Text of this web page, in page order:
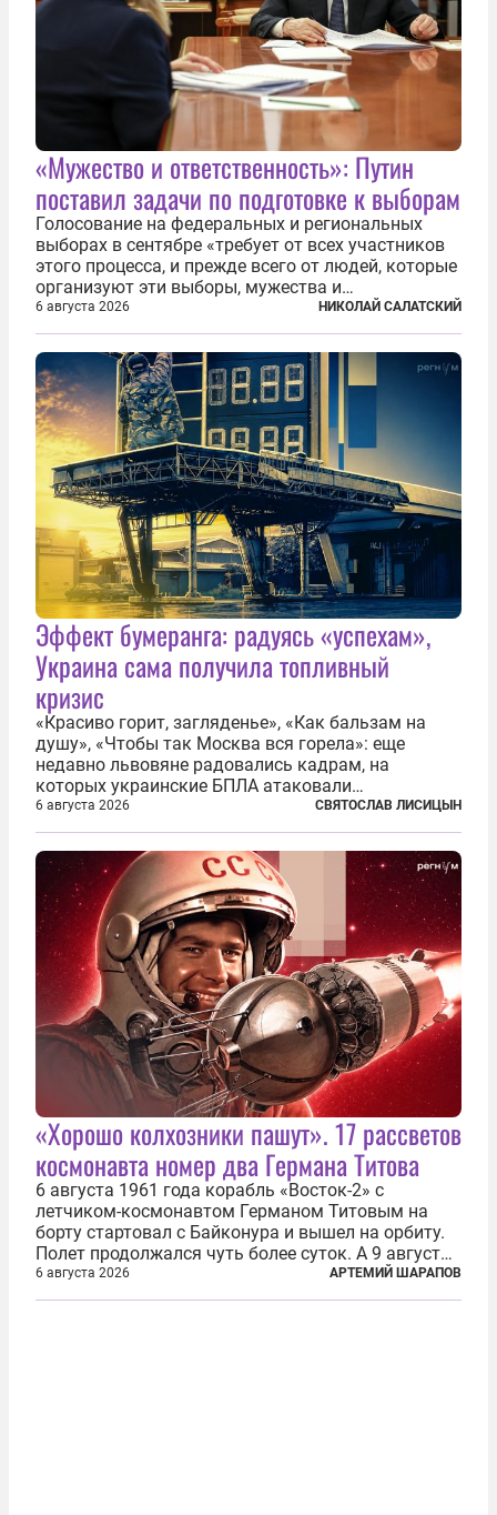
«Мужество и ответственность»: Путин
поставил задачи по подготовке к выборам
Голосование на федеральных и региональных
выборах в сентябре «требует от всех участников
этого процесса, и прежде всего от людей, которые
организуют эти выборы, мужества и
ответственного отношения к формированию
власти», — подчеркнул президент Владимир Путин
на состоявшейся 5 августа в Кремле...
6 августа 2026 НИКОЛАЙ САЛАТСКИЙ
Эффект бумеранга: радуясь «успехам»,
Украина сама получила топливный
кризис
«Красиво горит, загляденье», «Как бальзам на
душу», «Чтобы так Москва вся горела»: еще
недавно львовяне радовались кадрам, на
которых украинские БПЛА атаковали
нефтеперерабатывающие предприятия России. В
скором времени оказалось, что в «эту игру можно
играть вдвоем» — российские дроны только за...
6 августа 2026 СВЯТОСЛАВ ЛИСИЦЫН
«Хорошо колхозники пашут». 17 рассветов
космонавта номер два Германа Титова
6 августа 1961 года корабль «Восток-2» с
летчиком-космонавтом Германом Титовым на
борту стартовал с Байконура и вышел на орбиту.
Полет продолжался чуть более суток. А 9 августа
второй человек в космосе получил звезду Героя
Советского Союза и орден Ленина. Миссия Титова
6 августа 2026 АРТЕМИЙ ШАРАПОВ